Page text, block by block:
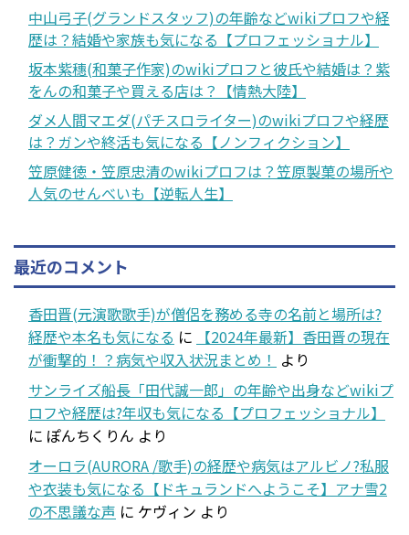
中山弓子(グランドスタッフ)の年齢などwikiプロフや経
歴は？結婚や家族も気になる【プロフェッショナル】
坂本紫穗(和菓子作家)のwikiプロフと彼氏や結婚は？紫
をんの和菓子や買える店は？【情熱大陸】
ダメ人間マエダ(パチスロライター)のwikiプロフや経歴
は？ガンや終活も気になる【ノンフィクション】
笠原健徳・笠原忠清のwikiプロフは？笠原製菓の場所や
人気のせんべいも【逆転人生】
最近のコメント
香田晋(元演歌歌手)が僧侶を務める寺の名前と場所は?
経歴や本名も気になる に
【2024年最新】香田晋の現在
が衝撃的！？病気や収入状況まとめ！ より
サンライズ船長「田代誠一郎」の年齢や出身などwikiプ
ロフや経歴は?年収も気になる【プロフェッショナル】
に ぽんちくりん より
オーロラ(AURORA /歌手)の経歴や病気はアルビノ?私服
や衣装も気になる【ドキュランドへようこそ】アナ雪2
の不思議な声 に ケヴィン より